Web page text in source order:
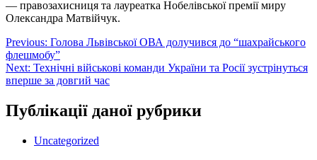
— правозахисниця та лауреатка Нобелівської премії миру
Олександра Матвійчук.
Навігація
записів
Previous: Голова Львівської ОВА долучився до “шахрайського
флешмобу”
Next: Технічні військові команди України та Росії зустрінуться
вперше за довгий час
Публікації даної рубрики
Uncategorized